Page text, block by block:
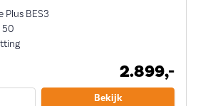
Plus BES3
50
2.899,-
Bekijk